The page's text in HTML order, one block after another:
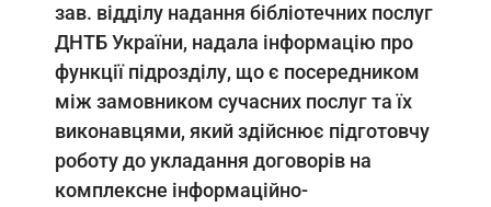
зав. відділу надання бібліотечних послуг
ДНТБ України, надала інформацію про
функції підрозділу, що є посередником
між замовником сучасних послуг та їх
виконавцями, який здійснює підготовчу
роботу до укладання договорів на
комплексне інформаційно-